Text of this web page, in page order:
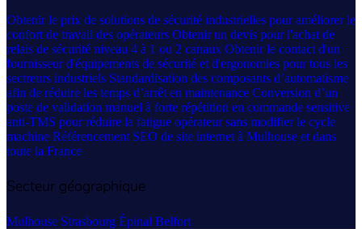
Obtenir le prix de solutions de sécurité industrielles pour améliorer le
confort de travail des opérateurs Obtenir un devis pour l'achat de
relais de sécurité niveau 4 à 1 ou 2 canaux Obtenir le contact d'un
fournisseur d'équipements de sécurité et d'ergonomies pour tous les
sectreurs industriels Standardisation des composants d’automatisme
afin de réduire les temps d’arrêt en maintenance Conversion d’un
poste de validation manuel à forte répétition en commande sensitive
anti-TMS pour réduire la fatigue opérateur sans modifier le cycle
machine Référencement SEO de site internet à Mulhouse et dans
toute la France
Secteur géographique
Mulhouse Strasbourg Épinal Belfort